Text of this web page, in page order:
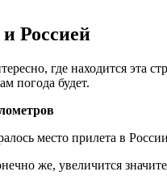
Россией
где находится эта
погода будет.
место прилета в
же, увеличится